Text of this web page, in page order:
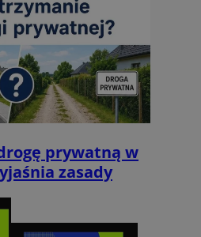
prywatną w
zasady